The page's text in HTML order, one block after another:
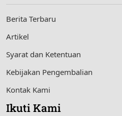
Berita Terbaru
Artikel
Syarat dan Ketentuan
Kebijakan Pengembalian
Kontak Kami
Ikuti Kami